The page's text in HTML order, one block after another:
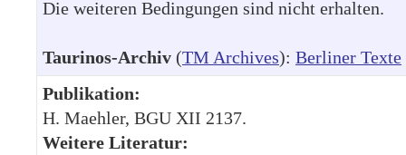
Die weiteren Bedingungen sind nicht erhalten.
Taurinos-Archiv (TM Archives): Berliner Texte
Publikation:
H. Maehler, BGU XII 2137.
Weitere Literatur: